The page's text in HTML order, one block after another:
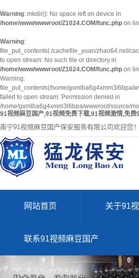
Warning: mkdir(): No space left on device in
/home/www/wwwroot/Z1024.COM/func.php on
Warning:
file_put_contents(./cachefile_yuan/zhao64.net/
to open stream: No such file or directory in
/home/www/wwwroot/Z1024.COM/func.php on
Warning:
file_put_contents(/home/gxmlba6g4xmm3l6bpa/
failed to open stream: Permission denied in
/home/gxmlba6g4xmm3l6bpa/wwwroot/source/
91视频麻豆国产,91视频免费下载,91视频激情,免费
南宁91视频麻豆国产保安服务有限公司欢迎您！
网站首页 关于91
联系91视频麻豆国产